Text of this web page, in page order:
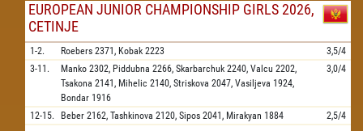
EUROPEAN JUNIOR CHAMPIONSHIP GIRLS 2026,
CETINJE
1-2. Roebers 2371, Kobak 2223
3,5/4
3-11.
Manko 2302, Piddubna 2266, Skarbarchuk 2240, Valcu 2202,
Tsakona 2141, Mihelic 2140, Striskova 2047, Vasiljeva 1924,
Bondar 1916
3,0/4
12-15. Beber 2162, Tashkinova 2120, Sipos 2041, Mirakyan 1884 2,5/4